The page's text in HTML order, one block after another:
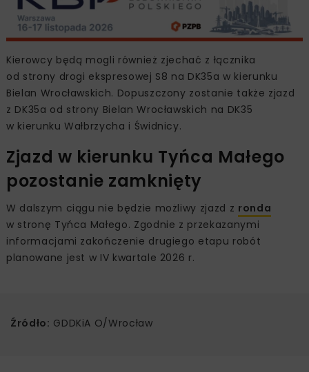
Kierowcy będą mogli również zjechać z łącznika
od strony drogi ekspresowej S8 na DK35a w kierunku
Bielan Wrocławskich. Dopuszczony zostanie także zjazd
z DK35a od strony Bielan Wrocławskich na DK35
w kierunku Wałbrzycha i Świdnicy.
Zjazd w kierunku Tyńca Małego
pozostanie zamknięty
W dalszym ciągu nie będzie możliwy zjazd z ronda
w stronę Tyńca Małego. Zgodnie z przekazanymi
informacjami zakończenie drugiego etapu robót
planowane jest w IV kwartale 2026 r.
Źródło: GDDKiA O/Wrocław